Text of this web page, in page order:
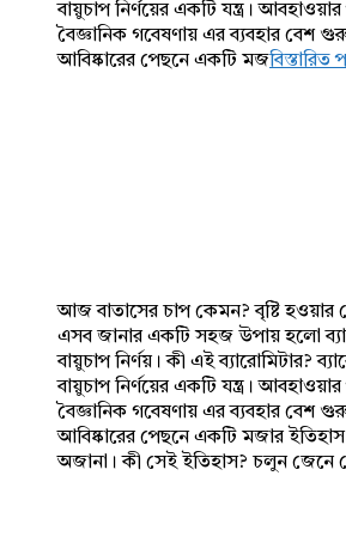
বায়ুচাপ নির্ণয়ের একটি যন্ত্র।
বৈজ্ঞানিক গবেষণায় এর ব্যবহার বেশ
আবিষ্কারের পেছনে একটি মজবিস্তারিত
আজ বাতাসের চাপ কেমন? বৃষ্টি হওয়ার
এসব জানার একটি সহজ উপায় হলো
বায়ুচাপ নির্ণয়। কী এই ব্যারোমিটার?
বায়ুচাপ নির্ণয়ের একটি যন্ত্র।
বৈজ্ঞানিক গবেষণায় এর ব্যবহার বেশ
আবিষ্কারের পেছনে একটি মজার
অজানা। কী সেই ইতিহাস? চলুন জেনে